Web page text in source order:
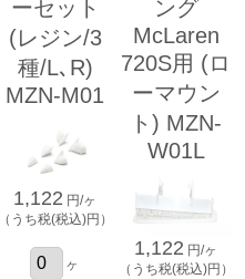
ーセット
(レジン/3
種/L､R)
MZN-M01
1,122 円/ヶ
（うち税(税込)円）
ヶ
ング
McLaren
720S用 (ロ
ーマウン
ト) MZN-
W01L
1,122 円/ヶ
（うち税(税込)円）